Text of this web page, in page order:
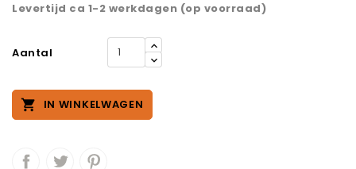
Levertijd ca 1-2 werkdagen (op voorraad)
Aantal
 IN WINKELWAGEN